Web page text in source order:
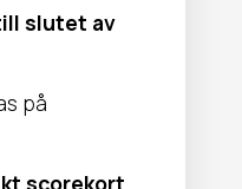
slutet av
på
scorekort